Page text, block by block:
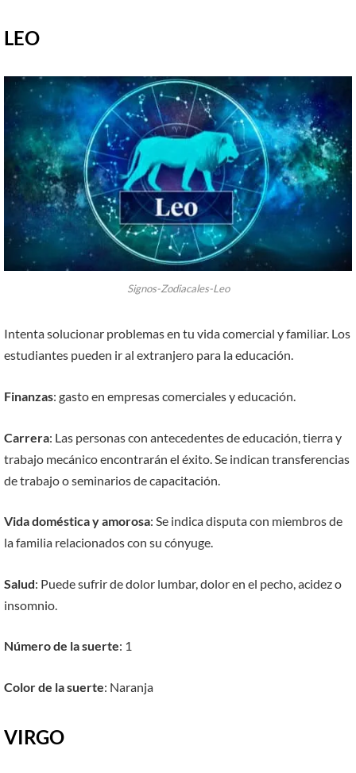
LEO
Signos-Zodiacales-Leo
Intenta solucionar problemas en tu vida comercial y familiar. Los
estudiantes pueden ir al extranjero para la educación.
Finanzas: gasto en empresas comerciales y educación.
Carrera: Las personas con antecedentes de educación, tierra y
trabajo mecánico encontrarán el éxito. Se indican transferencias
de trabajo o seminarios de capacitación.
Vida doméstica y amorosa: Se indica disputa con miembros de
la familia relacionados con su cónyuge.
Salud: Puede sufrir de dolor lumbar, dolor en el pecho, acidez o
insomnio.
Número de la suerte: 1
Color de la suerte: Naranja
VIRGO